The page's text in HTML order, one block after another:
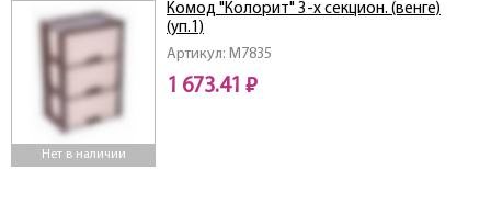
Нет в наличии
Артикул: M7835
Комод "Колорит" 3-х секцион. (венге)
(уп.1)
1 673.41 ₽